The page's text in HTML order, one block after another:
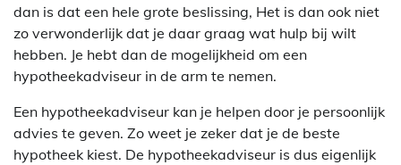
dan is dat een hele grote beslissing, Het is dan ook niet
zo verwonderlijk dat je daar graag wat hulp bij wilt
hebben. Je hebt dan de mogelijkheid om een
hypotheekadviseur in de arm te nemen.
Een hypotheekadviseur kan je helpen door je persoonlijk
advies te geven. Zo weet je zeker dat je de beste
hypotheek kiest. De hypotheekadviseur is dus eigenlijk